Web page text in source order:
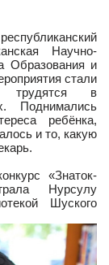
Научно-
Образования и
стали
трудятся в
Поднимались
ребёнка,
и то, какую
«Знаток-
Нурсулу
Шуского